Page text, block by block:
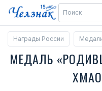
Награды России
МЕДАЛЬ